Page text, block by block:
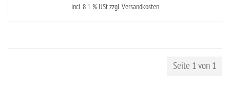
incl. 8.1 % USt zzgl. Versandkosten
Seite 1 von 1